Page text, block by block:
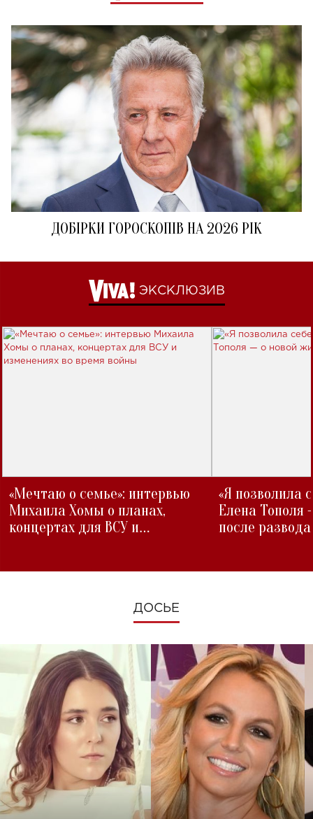
ДОБІРКИ ГОРОСКОПІВ НА 2026 РІК
ЭКСКЛЮЗИВ
«Мечтаю о семье»: интервью
Михаила Хомы о планах,
концертах для ВСУ и
«Я позволила
Елена Тополя
после развода
ДОСЬЕ